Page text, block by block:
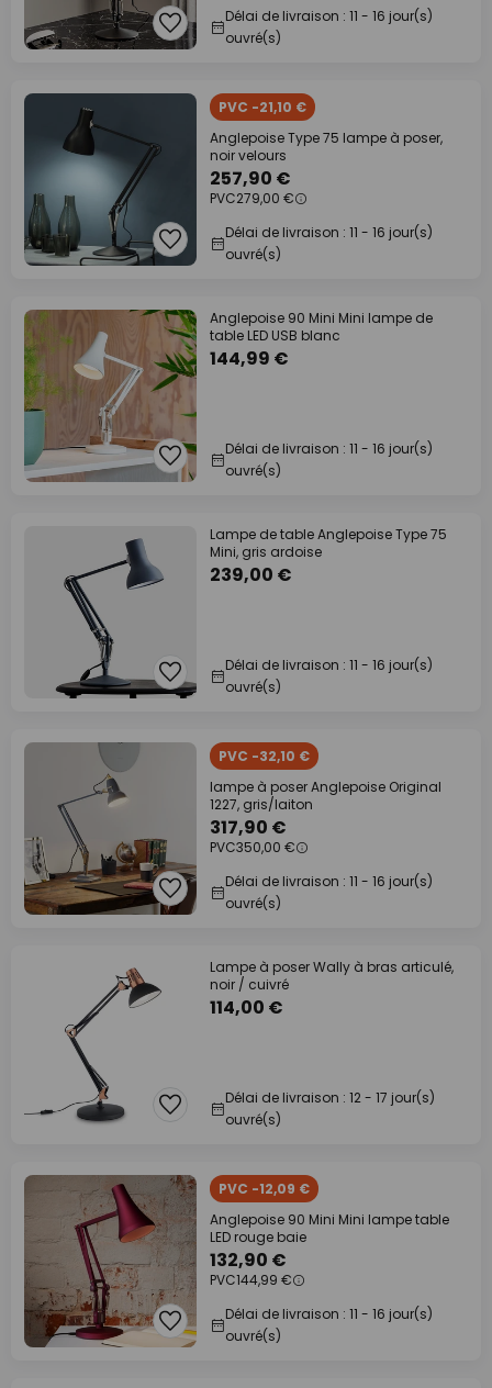
Délai de livraison : 11 - 16 jour(s)
ouvré(s)
PVC -21,10 €
Anglepoise Type 75 lampe à poser,
noir velours
257,90 €
PVC279,00 €
Délai de livraison : 11 - 16 jour(s)
ouvré(s)
Anglepoise 90 Mini Mini lampe de
table LED USB blanc
144,99 €
Délai de livraison : 11 - 16 jour(s)
ouvré(s)
Lampe de table Anglepoise Type 75
Mini, gris ardoise
239,00 €
Délai de livraison : 11 - 16 jour(s)
ouvré(s)
PVC -32,10 €
lampe à poser Anglepoise Original
1227, gris/laiton
317,90 €
PVC350,00 €
Délai de livraison : 11 - 16 jour(s)
ouvré(s)
Lampe à poser Wally à bras articulé,
noir / cuivré
114,00 €
Délai de livraison : 12 - 17 jour(s)
ouvré(s)
PVC -12,09 €
Anglepoise 90 Mini Mini lampe table
LED rouge baie
132,90 €
PVC144,99 €
Délai de livraison : 11 - 16 jour(s)
ouvré(s)